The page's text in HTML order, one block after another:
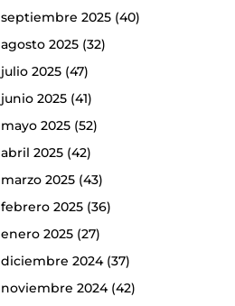
septiembre 2025(40)
agosto 2025(32)
julio 2025(47)
junio 2025(41)
mayo 2025(52)
abril 2025(42)
marzo 2025(43)
febrero 2025(36)
enero 2025(27)
diciembre 2024(37)
noviembre 2024(42)